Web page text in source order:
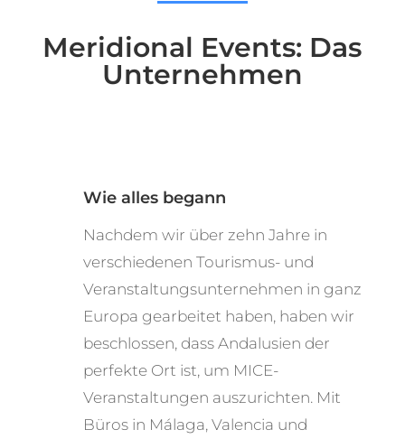
Meridional Events: Das
Unternehmen
Wie alles begann
Nachdem wir über zehn Jahre in
verschiedenen Tourismus- und
Veranstaltungsunternehmen in ganz
Europa gearbeitet haben, haben wir
beschlossen, dass Andalusien der
perfekte Ort ist, um MICE-
Veranstaltungen auszurichten. Mit
Büros in Málaga, Valencia und